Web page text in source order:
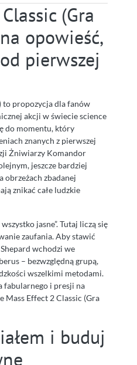
(Gra
opowieść,
pierwszej
to propozycja dla fanów
akcji w świecie science
do momentu, który
znanych z pierwszej
Żniwiarzy Komandor
jeszcze bardziej
obrzeżach zbadanej
znikać całe ludzkie
jasne”. Tutaj liczą się
zaufania. Aby stawić
wchodzi we
– bezwzględną grupą,
wszelkimi metodami.
fabularnego i presji na
Mass Effect 2 Classic (Gra
i buduj